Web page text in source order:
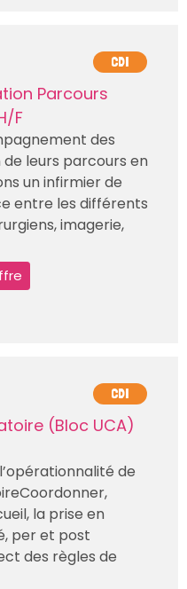
CDI
Parcours
F
des
leurs parcours en
un infirmier de
entre les différents
imagerie,
CDI
(Bloc UCA)
de
la prise en
per et post
des règles de